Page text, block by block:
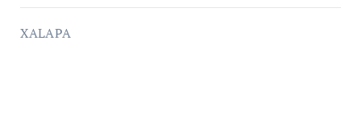
XALAPA